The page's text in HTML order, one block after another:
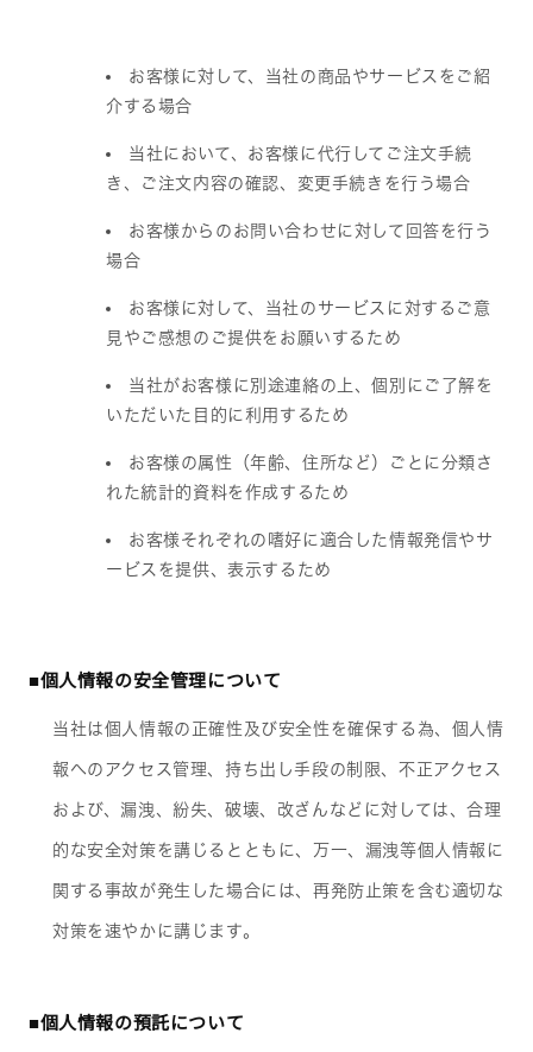
お客様に対して、当社の商品やサービスをご紹
介する場合
当社において、お客様に代行してご注文手続
き、ご注文内容の確認、変更手続きを行う場合
お客様からのお問い合わせに対して回答を行う
場合
お客様に対して、当社のサービスに対するご意
見やご感想のご提供をお願いするため
当社がお客様に別途連絡の上、個別にご了解を
いただいた目的に利用するため
お客様の属性（年齢、住所など）ごとに分類さ
れた統計的資料を作成するため
お客様それぞれの嗜好に適合した情報発信やサ
ービスを提供、表示するため
■個人情報の安全管理について
当社は個人情報の正確性及び安全性を確保する為、個人情
報へのアクセス管理、持ち出し手段の制限、不正アクセス
および、漏洩、紛失、破壊、改ざんなどに対しては、合理
的な安全対策を講じるとともに、万一、漏洩等個人情報に
関する事故が発生した場合には、再発防止策を含む適切な
対策を速やかに講じます。
■個人情報の預託について